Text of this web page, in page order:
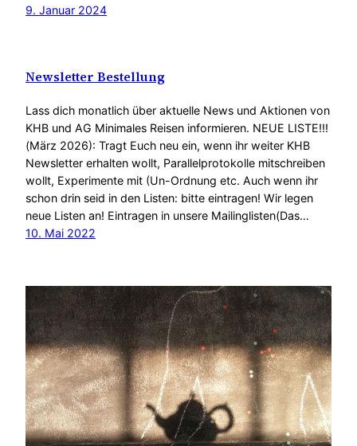
9. Januar 2024
Newsletter Bestellung
Lass dich monatlich über aktuelle News und Aktionen von
KHB und AG Minimales Reisen informieren. NEUE LISTE!!!
(März 2026): Tragt Euch neu ein, wenn ihr weiter KHB
Newsletter erhalten wollt, Parallelprotokolle mitschreiben
wollt, Experimente mit (Un-Ordnung etc. Auch wenn ihr
schon drin seid in den Listen: bitte eintragen! Wir legen
neue Listen an! Eintragen in unsere Mailinglisten(Das…
10. Mai 2022